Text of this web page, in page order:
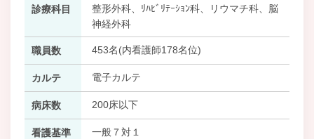
診療科目
整形外科、ﾘﾊﾋﾞﾘﾃｰｼｮﾝ科、リウマチ科、脳
神経外科
職員数 453名(内看護師178名位)
カルテ 電子カルテ
病床数 200床以下
看護基準 一般７対１